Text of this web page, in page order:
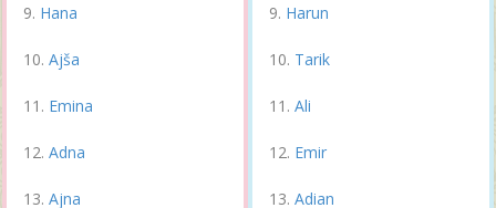
Hana
Ajša
Emina
Adna
Ajna
Harun
Tarik
Ali
Emir
Adian